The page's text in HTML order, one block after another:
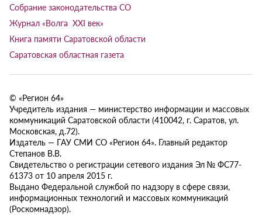
Собрание законодательства СО
Журнал «Волга XXI век»
Книга памяти Саратовской области
Саратовская областная газета
© «Регион 64»
Учредитель издания — министерство информации и массовых
коммуникаций Саратовской области (410042, г. Саратов, ул.
Московская, д.72).
Издатель — ГАУ СМИ СО «Регион 64». Главный редактор
Степанов В.В.
Свидетельство о регистрации сетевого издания Эл № ФС77-
61373 от 10 апреля 2015 г.
Выдано Федеральной службой по надзору в сфере связи,
информационных технологий и массовых коммуникаций
(Роскомнадзор).